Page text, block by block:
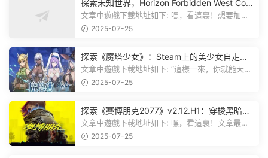
探索未知世界，Horizon Forbidden West Com
plete Edition正式發布！
文章中遊戲下載地址如下: 嘿，看這裏！想要加入
遊戲資源分享群，就點文章最後那...
2025-07-25
探索《魔塔少女》：Steam上的美少女自走
棋，戰鬥與策略的雙重盛宴！
文章中遊戲下載地址如下: “這樣一來，你就能天天
2025-07-25
探索《賽博朋克2077》v2.12.H1：穿梭黑暗都
市，感受未來世界的震撼
文章中遊戲下載地址如下: 嘿，看這裏！文章最後
有個圖片，點一下就能加入我們的...
2025-07-25